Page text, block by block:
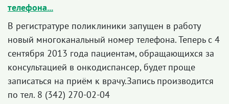
телефона...
В регистратуре поликлиники запущен в работу
новый многоканальный номер телефона. Теперь с 4
сентября 2013 года пациентам, обращающихся за
консультацией в онкодиспансер, будет проще
записаться на приём к врачу.Запись производится
по тел. 8 (342) 270-02-04